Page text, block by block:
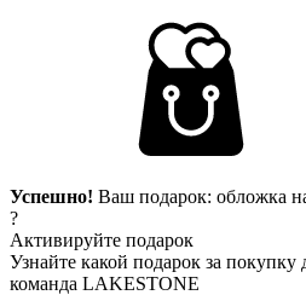
Успешно! Ваш подарок: обложка
?
Активируйте подарок
Узнайте какой подарок за покупку
команда LAKESTONE